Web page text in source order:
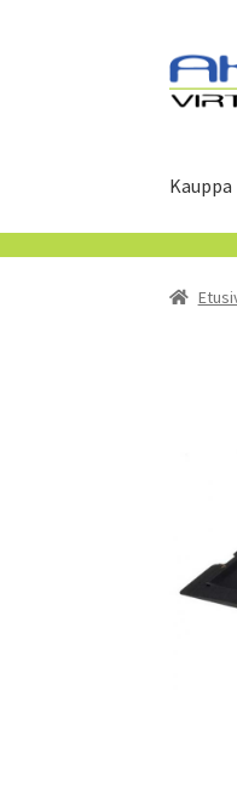
Siirry
Siirry
Kauppa